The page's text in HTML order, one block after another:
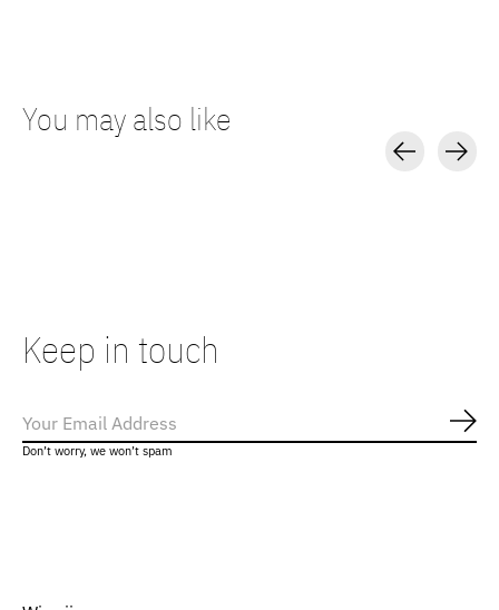
You may also like
Keep in touch
Don’t worry, we won’t spam